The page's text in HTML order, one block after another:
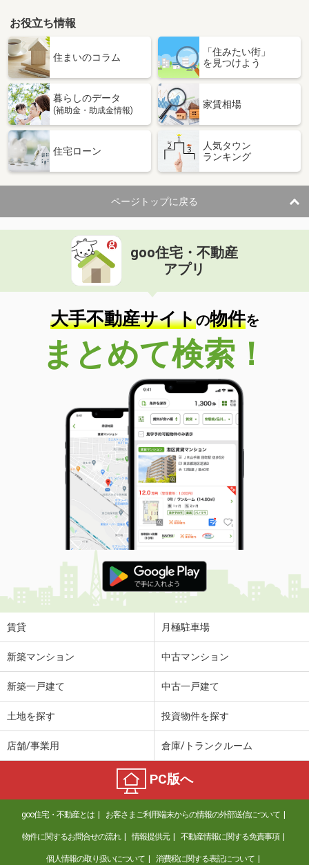
北海道函館市亀田町
価 格
6.20万円
北海道函館市亀田町
専有面積 23.18m²
間取り
北海道函館市五稜郭町
住 所
北海道函館市五稜郭町
専有面積 23.18m²
間取り
1K
北海道札幌市東区北五十条東６丁目
価 格
住 所
北海道札幌市東区北五十条東６丁目
専有面積 23.18m²
間取り
1K
北海道北見市美芳町２丁目
価 格
3万円
北海道北見市美芳町２丁目
44.62m²
間取り
2LDK
北海道網走郡美幌町字東町１丁目
価 格
3.50万円
住 所
北海道網走郡美幌町字東町１丁目
専有面積 49.68m²
間取り
2DK
北海道札幌市豊平区平岸二条８丁目
価 格
5.20万円
住 所
北海道札幌市豊平区平岸二条８丁目
専有面積
北海道札幌市北区屯田四条３丁目
5.50万円
北海道札幌市南区真駒内曙町４丁目
6万円
住 所
北海道札幌市南区真駒内曙町４丁目
専有面積 55.48m²
間取り
2LDK
北海道札幌市東区北二十条東１６丁目
お役立ち情報
住まいのコラム
「住みたい街」
を見つけよう
暮らしのデータ
(補助金・助成金情報)
家賃相場
住宅ローン
人気タウン
ランキング
ページトップに戻る
goo住宅・不動産
アプリ
大手不動産サイトの物件を
まとめて検索！
賃貸 月極駐車場
新築マンション 中古マンション
新築一戸建て 中古一戸建て
土地を探す 投資物件を探す
店舗/事業用 倉庫/トランクルーム
PC版へ
goo住宅・不動産とは お客さまご利用端末からの情報の外部送信について
物件に関するお問合せの流れ 情報提供元 不動産情報に関する免責事項
個人情報の取り扱いについて 消費税に関する表記について